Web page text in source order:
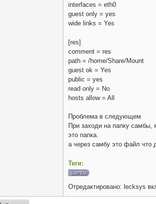
interfaces = eth0
guest only = yes
wide links = Yes
[res]
comment = res
path = /home/Share/Mount
guest ok = Yes
public = yes
read only = No
hosts allow = All
Проблема в следующем
При заходи на папку самбы,
это папка.
а через самбу это файл что
Теги:
samba
Отредактировано: lecksys